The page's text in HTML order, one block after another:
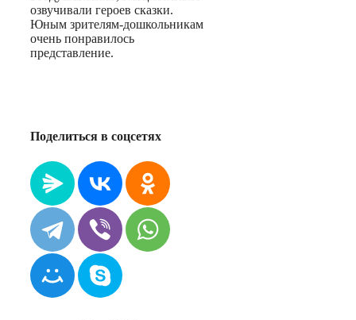
озвучивали героев сказки.
Юным зрителям-дошкольникам
очень понравилось
представление.
Поделиться в соцсетях